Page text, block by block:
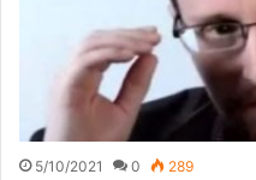
5/10/2021 0 289